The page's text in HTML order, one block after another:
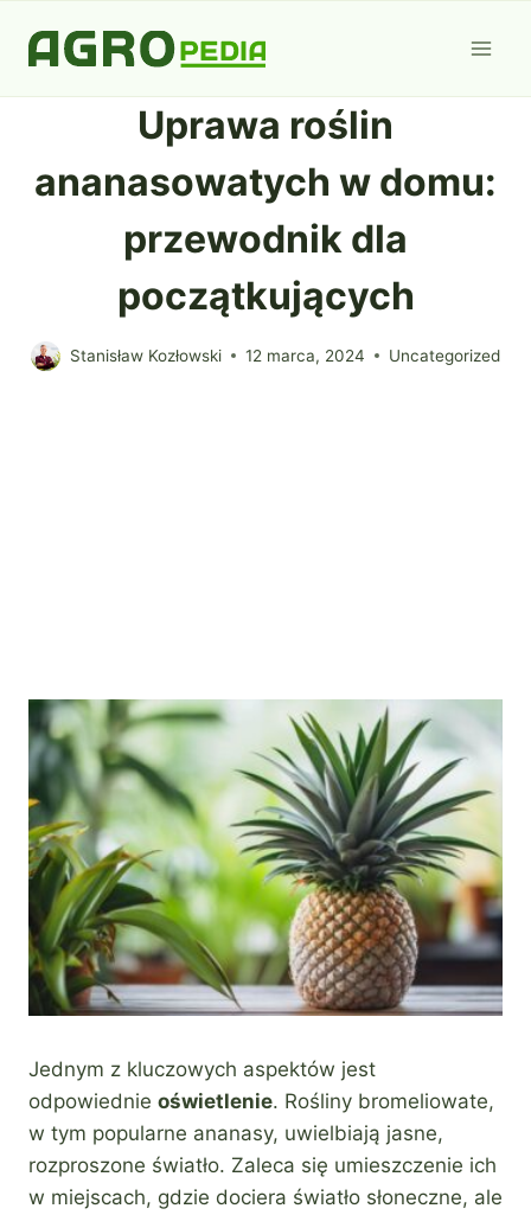
Uprawa roślin
ananasowatych w domu:
przewodnik dla
początkujących
Stanisław Kozłowski 12 marca, 2024 Uncategorized
Jednym z kluczowych aspektów jest
odpowiednie oświetlenie. Rośliny bromeliowate,
w tym popularne ananasy, uwielbiają jasne,
rozproszone światło. Zaleca się umieszczenie ich
w miejscach, gdzie dociera światło słoneczne, ale